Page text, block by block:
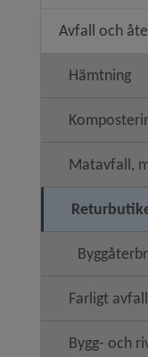
Avfall och
Hämtning
Matavfall,
Farligt avfall
Bygg- och